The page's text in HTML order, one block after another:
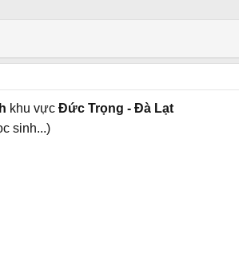
khu vực Đức Trọng - Đà Lạt
sinh...)